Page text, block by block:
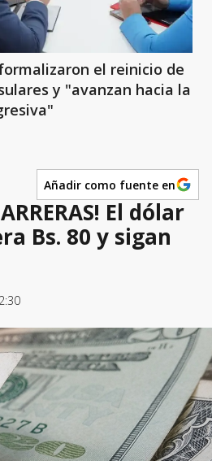
el reinicio de
y "avanzan hacia la
Añadir como fuente en
El dólar
Bs. 80 y sigan